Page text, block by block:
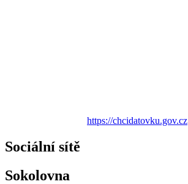
https://chcidatovku.gov.cz
Sociální sítě
Sokolovna